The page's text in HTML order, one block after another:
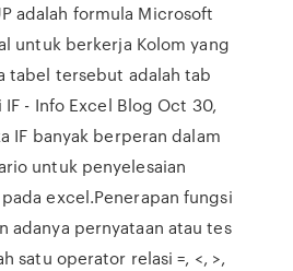
adalah formula Microsoft
untuk berkerja Kolom yang
tabel tersebut adalah tab
- Info Excel Blog Oct 30,
IF banyak berperan dalam
untuk penyelesaian
excel.Penerapan fungsi
adanya pernyataan atau tes
satu operator relasi =, <, >,